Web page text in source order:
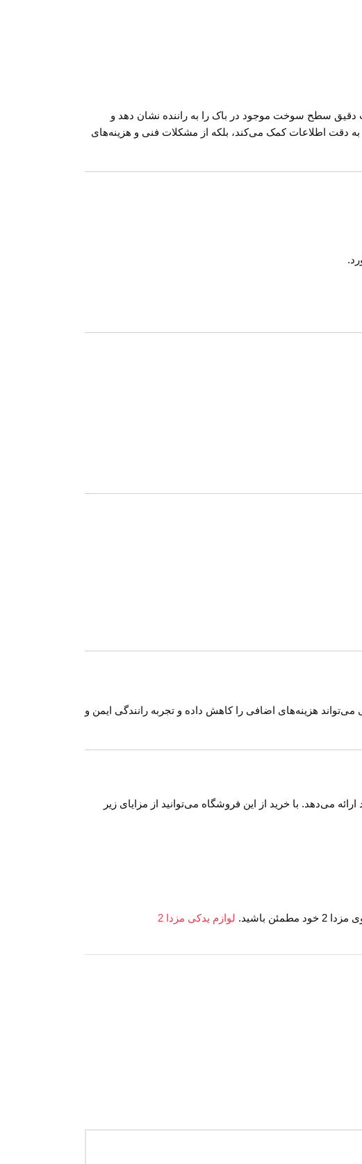
خودروهای مزدا 2 است. این قطعه وظیفه دارد اطلاعات دقیق سطح سوخت موجود در باک را به راننده نشان دهد و
به دقت اطلاعات کمک می‌کند، بلکه از مشکلات فنی و هزینه‌های
و اصلی می‌تواند هزینه‌های اضافی را کاهش داده و تجربه رانندگی ایمن و
می‌دهد. با خرید از این فروشگاه می‌توانید از مزایای زیر
باشید.
لوازم یدکی مزدا 2